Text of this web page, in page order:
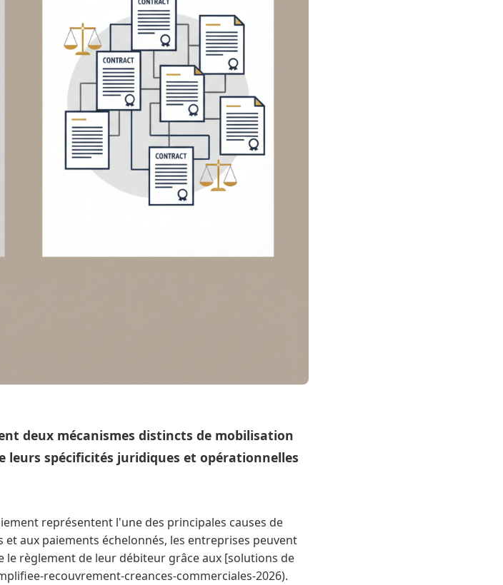
deux mécanismes distincts de mobilisation
leurs spécificités juridiques et opérationnelles
représentent l'une des principales causes de
et aux paiements échelonnés, les entreprises peuvent
règlement de leur débiteur grâce aux [solutions de
recouvrement-creances-commerciales-2026).